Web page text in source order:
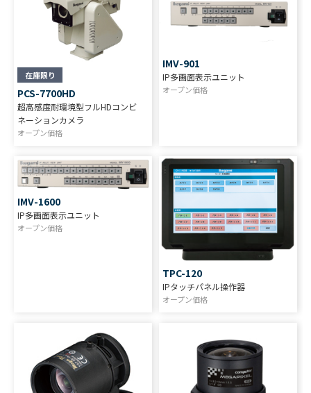
在庫限り
PCS-7700HD
超高感度耐環境型フルHDコンビ
ネーションカメラ
オープン価格
IMV-901
IP多画面表示ユニット
オープン価格
IMV-1600
IP多画面表示ユニット
オープン価格
TPC-120
IPタッチパネル操作器
オープン価格